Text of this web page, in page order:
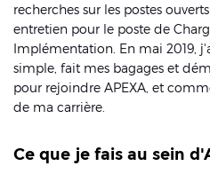
recherches sur les postes
entretien pour le poste de
Implémentation. En mai 2019,
simple, fait mes bagages et
pour rejoindre APEXA, et
de ma carrière.
Ce que je fais au sein